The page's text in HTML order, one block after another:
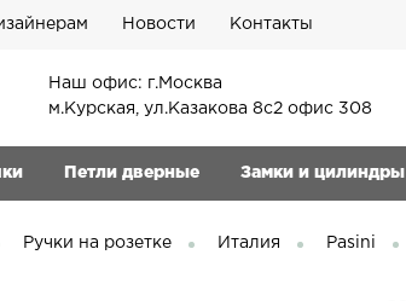
Новости Контакты
Наш офис: г.Москва
м.Курская, ул.Казакова 8с2 офис 308
Петли дверные Замки и цилиндры
Ручки на розетке Италия Pasini